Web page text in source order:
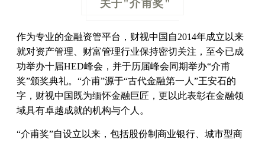
关于"介甫奖"
作为专业的金融资管平台，财视中国自2014年成立以来
就对资产管理、财富管理行业保持密切关注，至今已成
功举办十届HED峰会，并于历届峰会同期举办“介甫
奖”颁奖典礼。“介甫”源于“古代金融第一人”王安石的
字，财视中国既为缅怀金融巨匠，更以此表彰在金融领
域具有卓越成就的机构与个人。
“介甫奖”自设立以来，包括股份制商业银行、城市型商